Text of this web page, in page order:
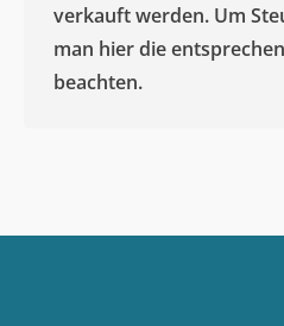
verkauft werden. Um
man hier die
beachten.